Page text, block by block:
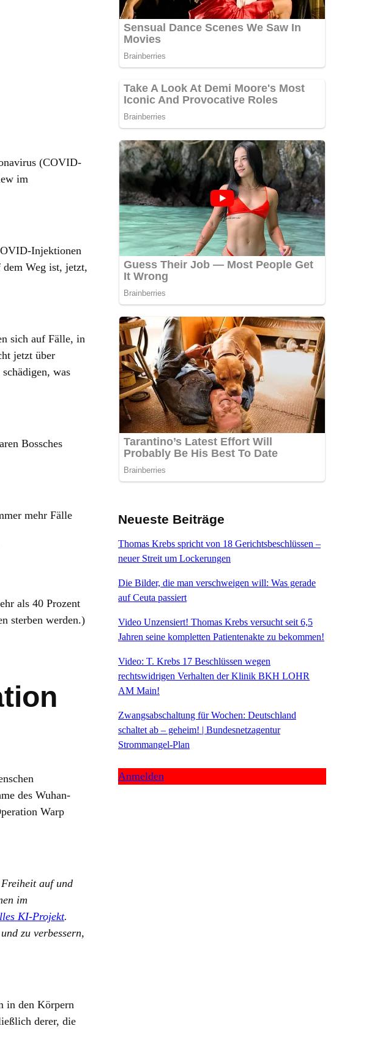
(COVID-
im
Injektionen
dem Weg ist, jetzt,
sich auf Fälle, in
jetzt über
was
Bossches
mehr Fälle
als 40 Prozent
sterben werden.)
des Wuhan-
Warp
auf und
im
KI-Projekt.
zu verbessern,
in den Körpern
derer, die
Neueste Beiträge
Thomas Krebs spricht von 18 Gerichtsbeschlüssen –
neuer Streit um Lockerungen
Die Bilder, die man verschweigen will: Was gerade
auf Ceuta passiert
Video Unzensiert! Thomas Krebs versucht seit 6,5
Jahren seine kompletten Patientenakte zu bekommen!
Video: T. Krebs 17 Beschlüssen wegen
rechtswidrigen Verhalten der Klinik BKH LOHR
AM Main!
Zwangsabschaltung für Wochen: Deutschland
schaltet ab – geheim! | Bundesnetzagentur
Strommangel-Plan
Anmelden